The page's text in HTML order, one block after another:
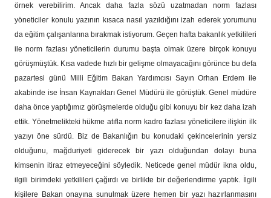
örnek verebilirim. Ancak daha fazla sözü uzatmadan norm fazlası
yöneticiler konulu yazının kısaca nasıl yazıldığını izah ederek yorumunu
da eğitim çalışanlarına bırakmak istiyorum. Geçen hafta bakanlık yetkilileri
ile norm fazlası yöneticilerin durumu başta olmak üzere birçok konuyu
görüşmüştük. Kısa vadede hızlı bir gelişme olmayacağını görünce bu defa
pazartesi günü Milli Eğitim Bakan Yardımcısı Sayın Orhan Erdem ile
akabinde ise İnsan Kaynakları Genel Müdürü ile görüştük. Genel müdüre
daha önce yaptığımız görüşmelerde olduğu gibi konuyu bir kez daha izah
ettik. Yönetmelikteki hükme atıfla norm kadro fazlası yöneticilere ilişkin ilk
yazıyı öne sürdü. Biz de Bakanlığın bu konudaki çekincelerinin yersiz
olduğunu, mağduriyeti giderecek bir yazı olduğundan dolayı buna
kimsenin itiraz etmeyeceğini söyledik. Neticede genel müdür ikna oldu,
ilgili birimdeki yetkilileri çağırdı ve birlikte bir değerlendirme yaptık. İlgili
kişilere Bakan onayına sunulmak üzere hemen bir yazı hazırlanmasını